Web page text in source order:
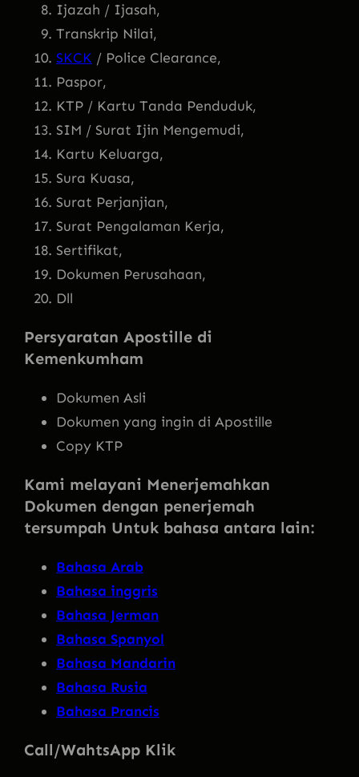
Ijazah / Ijasah,
Transkrip Nilai,
SKCK / Police Clearance,
Paspor,
KTP / Kartu Tanda Penduduk,
SIM / Surat Ijin Mengemudi,
Kartu Keluarga,
Sura Kuasa,
Surat Perjanjian,
Surat Pengalaman Kerja,
Sertifikat,
Dokumen Perusahaan,
Dll
Persyaratan Apostille di
Kemenkumham
Dokumen Asli
Dokumen yang ingin di Apostille
Copy KTP
Kami melayani Menerjemahkan
Dokumen dengan penerjemah
tersumpah Untuk bahasa antara lain:
Bahasa Arab
Bahasa inggris
Bahasa Jerman
Bahasa Spanyol
Bahasa Mandarin
Bahasa Rusia
Bahasa Prancis
Call/WahtsApp Klik